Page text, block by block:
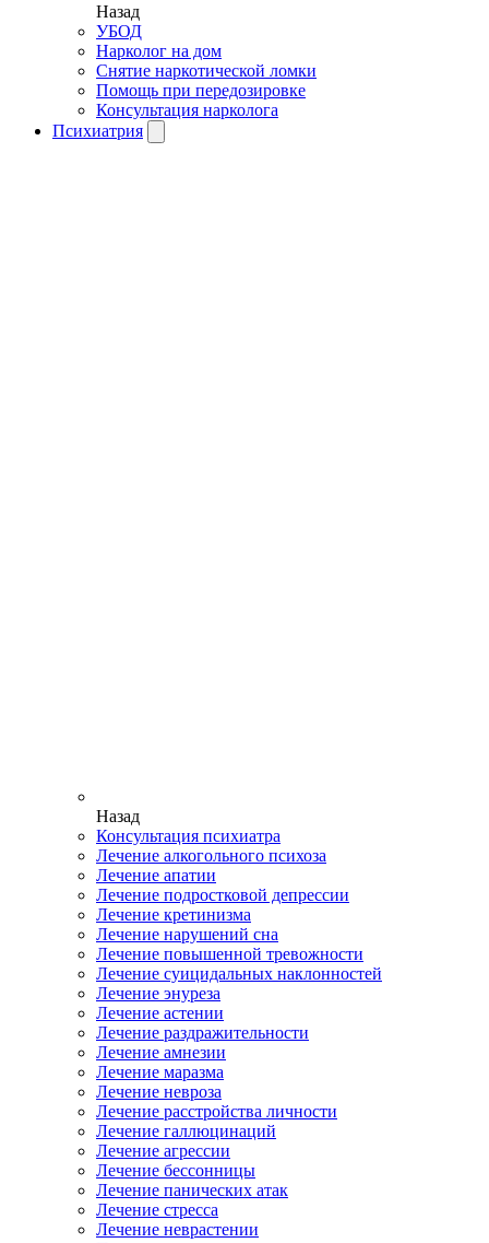
Назад
УБОД
Нарколог на дом
Снятие наркотической ломки
Помощь при передозировке
Консультация нарколога
Психиатрия
Назад
Консультация психиатра
Лечение алкогольного психоза
Лечение апатии
Лечение подростковой депрессии
Лечение кретинизма
Лечение нарушений сна
Лечение повышенной тревожности
Лечение суицидальных наклонностей
Лечение энуреза
Лечение астении
Лечение раздражительности
Лечение амнезии
Лечение маразма
Лечение невроза
Лечение расстройства личности
Лечение галлюцинаций
Лечение агрессии
Лечение бессонницы
Лечение панических атак
Лечение стресса
Лечение неврастении